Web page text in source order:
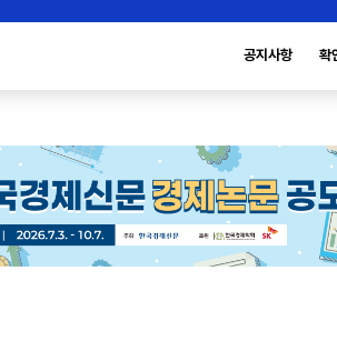
공지사항 확